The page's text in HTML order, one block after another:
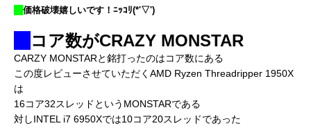
価格破壊嬉しいです！ﾆｯｺﾘ(*'▽')
コア数がCRAZY MONSTAR
CARZY MONSTARと銘打ったのはコア数にある
この度レビューさせていただくAMD Ryzen Threadripper 1950X
は
16コア32スレッドというMONSTARである
対しINTEL i7 6950Xでは10コア20スレッドであった